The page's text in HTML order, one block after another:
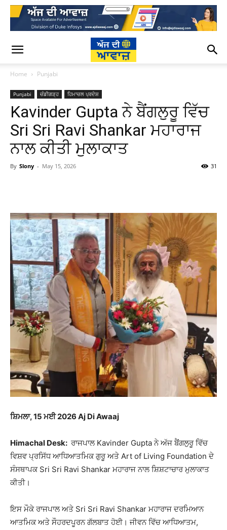
Home Punjabi
Punjabi ਚੰਡੀਗੜ੍ਹ ਹਿਮਾਚਲ ਪ੍ਰਦੇਸ਼
Kavinder Gupta ਨੇ ਬੈਂਗਲੁਰੂ ਵਿੱਚ
Sri Sri Ravi Shankar ਮਹਾਰਾਜ
ਨਾਲ ਕੀਤੀ ਮੁਲਾਕਾਤ
By Slony - May 15, 2026 31
ਸ਼ਿਮਲਾ, 15 ਮਈ 2026 Aj Di Awaaj
Himachal Desk: ਰਾਜਪਾਲ Kavinder Guptaਨੇ ਅੱਜ ਬੈਂਗਲੁਰੂ ਵਿੱਚ
ਵਿਸ਼ਵ ਪ੍ਰਸਿੱਧ ਆਧਿਆਤਮਿਕ ਗੁਰੂ ਅਤੇ Art of Living Foundation ਦੇ
ਸੰਸਥਾਪਕ Sri Sri Ravi Shankar ਮਹਾਰਾਜ ਨਾਲ ਸ਼ਿਸ਼ਟਾਚਾਰ ਮੁਲਾਕਾਤ
ਕੀਤੀ।
ਇਸ ਮੌਕੇ ਰਾਜਪਾਲ ਅਤੇ Sri Sri Ravi Shankar ਮਹਾਰਾਜ ਦਰਮਿਆਨ
ਆਤਮਿਕ ਅਤੇ ਸੌਹਰਦਪੂਰਨ ਗੱਲਬਾਤ ਹੋਈ। ਜੀਵਨ ਵਿੱਚ ਆਧਿਆਤਮ,